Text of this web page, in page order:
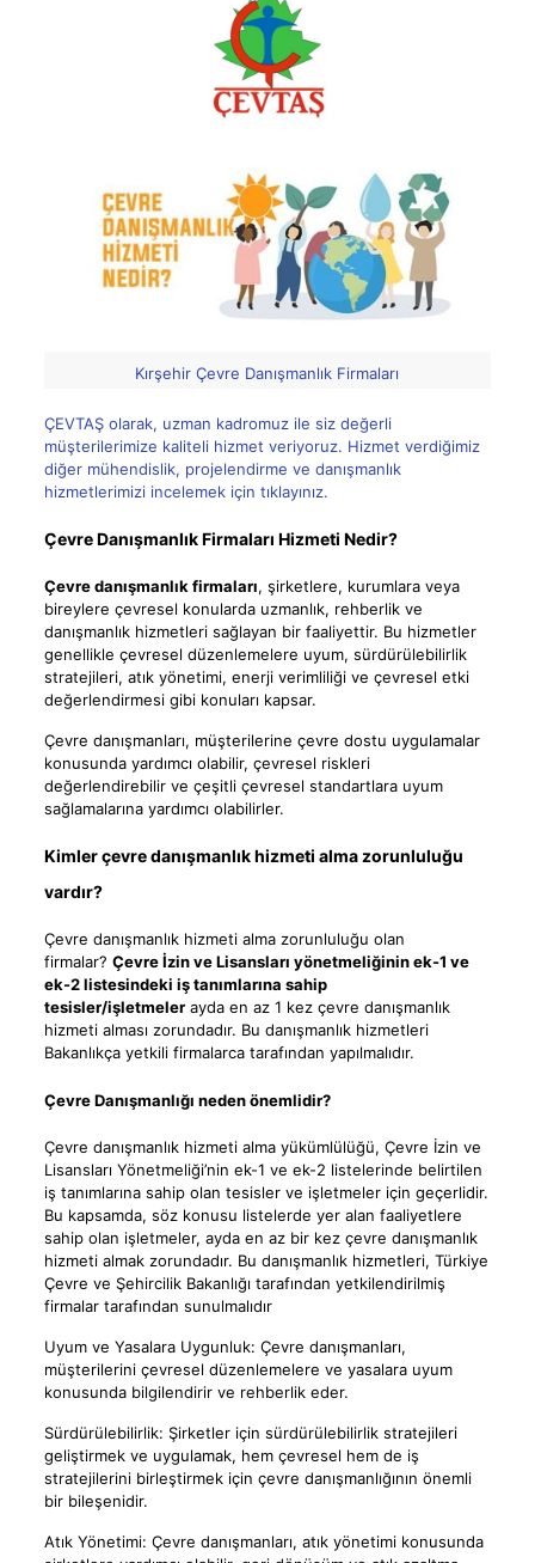
Kırşehir Çevre Danışmanlık Firmaları
ÇEVTAŞ olarak, uzman kadromuz ile siz değerli
müşterilerimize kaliteli hizmet veriyoruz. Hizmet verdiğimiz
diğer mühendislik, projelendirme ve danışmanlık
hizmetlerimizi incelemek için tıklayınız.
Çevre Danışmanlık Firmaları Hizmeti Nedir?
Çevre danışmanlık firmaları, şirketlere, kurumlara veya
bireylere çevresel konularda uzmanlık, rehberlik ve
danışmanlık hizmetleri sağlayan bir faaliyettir. Bu hizmetler
genellikle çevresel düzenlemelere uyum, sürdürülebilirlik
stratejileri, atık yönetimi, enerji verimliliği ve çevresel etki
değerlendirmesi gibi konuları kapsar.
Çevre danışmanları, müşterilerine çevre dostu uygulamalar
konusunda yardımcı olabilir, çevresel riskleri
değerlendirebilir ve çeşitli çevresel standartlara uyum
sağlamalarına yardımcı olabilirler.
Kimler çevre danışmanlık hizmeti alma zorunluluğu
vardır?
Çevre danışmanlık hizmeti alma zorunluluğu olan
firmalar? Çevre İzin ve Lisansları yönetmeliğinin ek-1 ve
ek-2 listesindeki iş tanımlarına sahip
tesisler/işletmelerayda en az 1 kez çevre danışmanlık
hizmeti alması zorundadır. Bu danışmanlık hizmetleri
Bakanlıkça yetkili firmalarca tarafından yapılmalıdır.
Çevre Danışmanlığı neden önemlidir?
Çevre danışmanlık hizmeti alma yükümlülüğü, Çevre İzin ve
Lisansları Yönetmeliği’nin ek-1 ve ek-2 listelerinde belirtilen
iş tanımlarına sahip olan tesisler ve işletmeler için geçerlidir.
Bu kapsamda, söz konusu listelerde yer alan faaliyetlere
sahip olan işletmeler, ayda en az bir kez çevre danışmanlık
hizmeti almak zorundadır. Bu danışmanlık hizmetleri, Türkiye
Çevre ve Şehircilik Bakanlığı tarafından yetkilendirilmiş
firmalar tarafından sunulmalıdır
Uyum ve Yasalara Uygunluk: Çevre danışmanları,
müşterilerini çevresel düzenlemelere ve yasalara uyum
konusunda bilgilendirir ve rehberlik eder.
Sürdürülebilirlik: Şirketler için sürdürülebilirlik stratejileri
geliştirmek ve uygulamak, hem çevresel hem de iş
stratejilerini birleştirmek için çevre danışmanlığının önemli
bir bileşenidir.
Atık Yönetimi: Çevre danışmanları, atık yönetimi konusunda